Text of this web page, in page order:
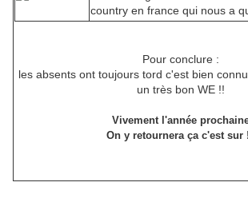
country en france qui nous a
Pour conclure :
les absents ont toujours tord c'est bien
un très bon WE !!
Vivement l'année
On y retournera ça c'est sur